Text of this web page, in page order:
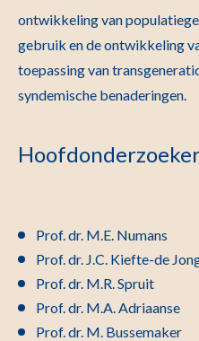
ontwikkeling van
gebruik en de ontwikkeling
toepassing van
syndemische benaderingen.
Prof. dr. M.E. Numans
Prof. dr. J.C. Kiefte-de
Prof. dr. M.R. Spruit
Prof. dr. M.A. Adriaanse
Prof. dr. M. Bussemaker